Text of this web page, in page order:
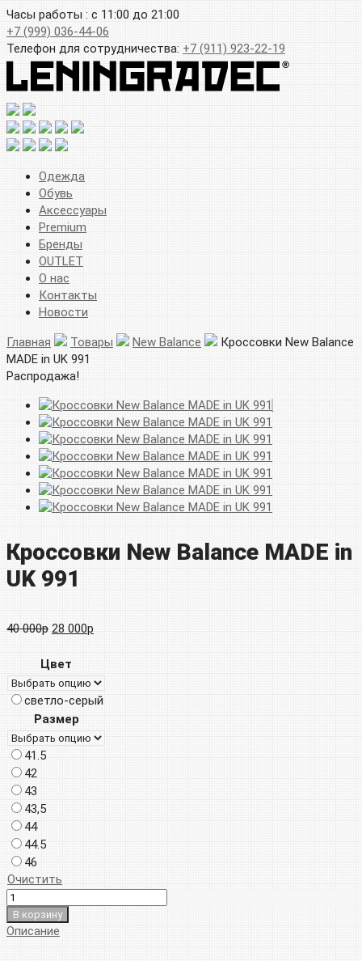
Часы работы : с 11:00 до 21:00
+7 (999) 036-44-06
Телефон для сотрудничества: +7 (911) 923-22-19
Одежда
Обувь
Аксессуары
Premium
Бренды
OUTLET
О нас
Контакты
Новости
Главная Товары New Balance
Кроссовки New Balance
MADE in UK 991
Распродажа!
Кроссовки New Balance MADE in
UK 991
40 000р Первоначальная
составляла
000р.
28 000р
28
Цвет
светло-серый
Размер
41.5
42
43
43,5
44
44.5
46
Очистить
В корзину
Описание